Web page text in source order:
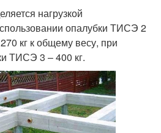
нагрузкой
опалубки ТИСЭ 2
кг к общему весу, при
ТИСЭ 3 – 400 кг.